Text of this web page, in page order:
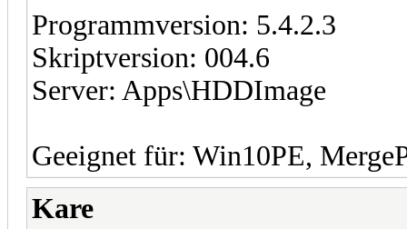
Programmversion: 5.4.2.3
Skriptversion: 004.6
Server: Apps\HDDImage
Geeignet für: Win10PE,
Kare